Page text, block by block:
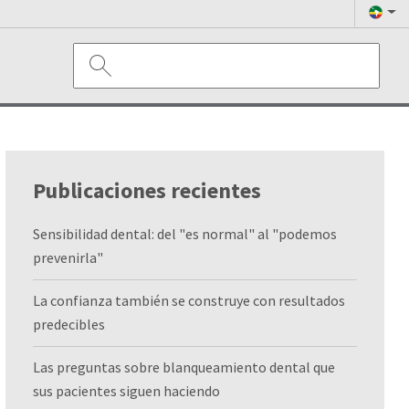
Publicaciones recientes
Sensibilidad dental: del "es normal" al "podemos
prevenirla"
La confianza también se construye con resultados
predecibles
Las preguntas sobre blanqueamiento dental que
sus pacientes siguen haciendo